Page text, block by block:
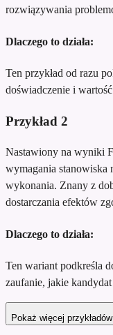
rozwiązywania
Dlaczego to działa:
Ten przykład od razu
doświadczenie i
Przykład 2
Nastawiony na wyniki
wymagania stanowiska
wykonania. Znany z
dostarczania efektów
Dlaczego to działa:
Ten wariant podkreśla
zaufanie, jakie
Pokaż więcej przykładów